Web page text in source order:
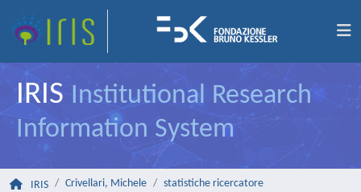
IRIS Institutional Research
Information System
IRIS Crivellari, Michele statistiche ricercatore